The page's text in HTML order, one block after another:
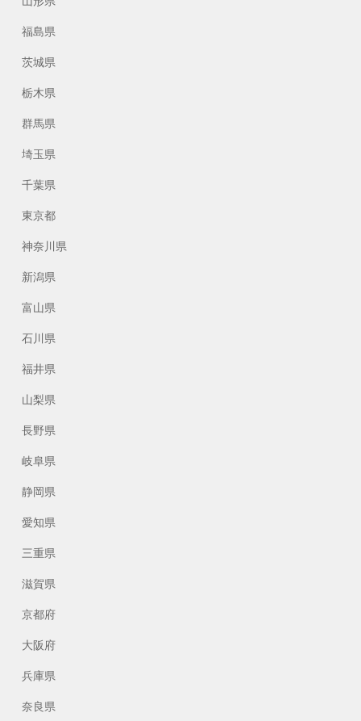
福島県
茨城県
栃木県
群馬県
埼玉県
千葉県
東京都
神奈川県
新潟県
富山県
石川県
福井県
山梨県
長野県
岐阜県
静岡県
愛知県
三重県
滋賀県
京都府
大阪府
兵庫県
奈良県